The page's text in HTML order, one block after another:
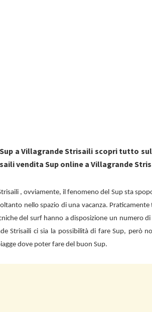
a Villagrande Strisaili scopri tutto
vendita Sup online a Villagrande
, ovviamente, il fenomeno del Sup sta
nello spazio di una vacanza.
del surf hanno a disposizione un numero
Strisaili ci sia la possibilità di fare Sup, però
dove poter fare del buon Sup.